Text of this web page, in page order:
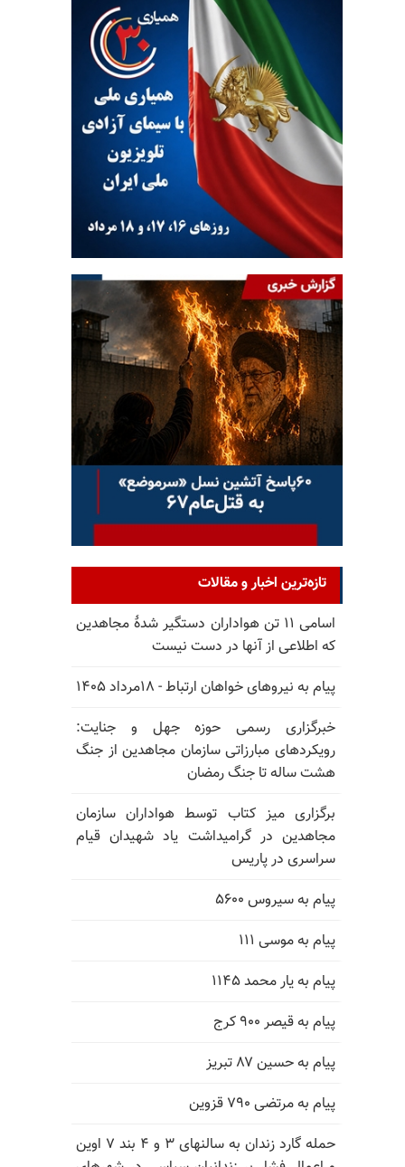
تازه‌ترین اخبار و مقالات
اسامی ۱۱ تن هواداران دستگیر شدهٔ مجاهدین
که اطلاعی از آنها در دست نیست
پیام به نیروهای خواهان ارتباط - ۱۸مرداد ۱۴۰۵
خبرگزاری رسمی حوزه جهل و جنایت:
رویکردهای مبارزاتی سازمان مجاهدین از جنگ
هشت ساله تا جنگ رمضان
برگزاری میز کتاب توسط هواداران سازمان
مجاهدین در گرامیداشت یاد شهیدان قیام
سراسری در پاریس
پیام به سیروس ۵۶۰۰
پیام به موسی ۱۱۱
پیام به یار محمد ۱۱۴۵
پیام به قیصر ۹۰۰ کرج
پیام به حسین ۸۷ تبریز
پیام به مرتضی ۷۹۰ قزوین
حمله گارد زندان به سالنهای ۳ و ۴ بند ۷ اوین